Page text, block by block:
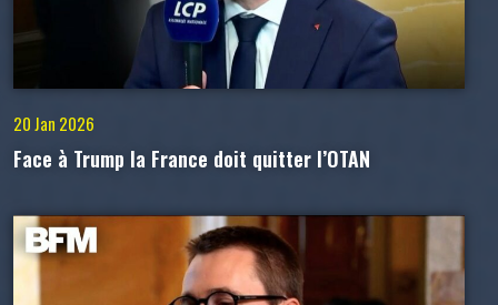
20 Jan 2026
Face à Trump la France doit quitter l’OTAN